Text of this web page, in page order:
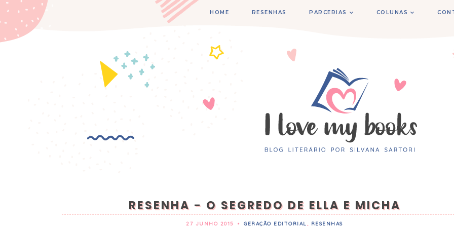
HOME RESENHAS PARCERIAS COLUNAS
RESENHA - O SEGREDO DE ELLA E MICHA
27 JUNHO 2015 • GERAÇÃO EDITORIAL RESENHAS